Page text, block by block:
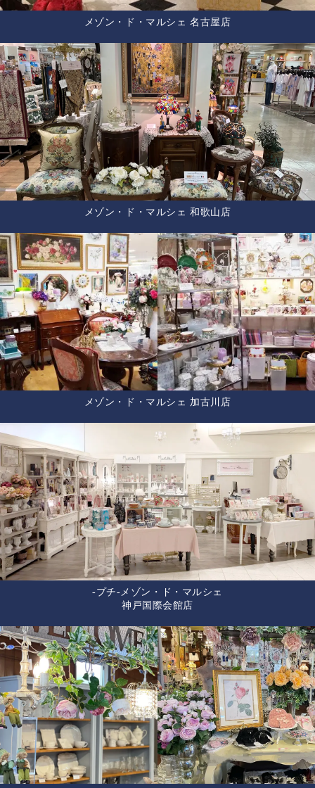
メゾン・ド・マルシェ 名古屋店
メゾン・ド・マルシェ 和歌山店
メゾン・ド・マルシェ 加古川店
-プチ-メゾン・ド・マルシェ
神戸国際会館店